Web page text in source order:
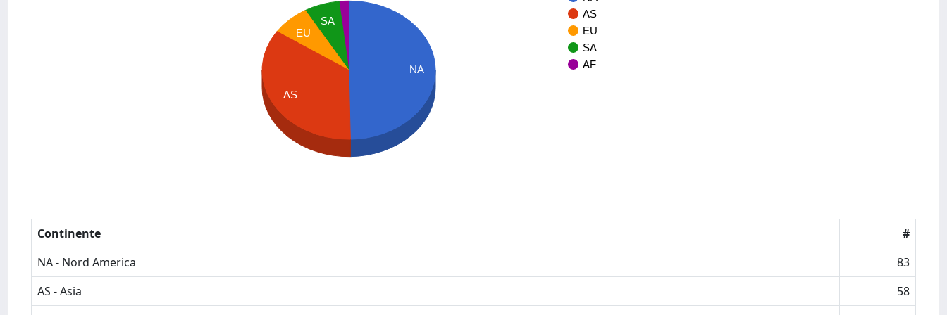
AS
EU
SA
AF
NA
SA
EU
AS
Continente
#
NA - Nord America
83
AS - Asia
58